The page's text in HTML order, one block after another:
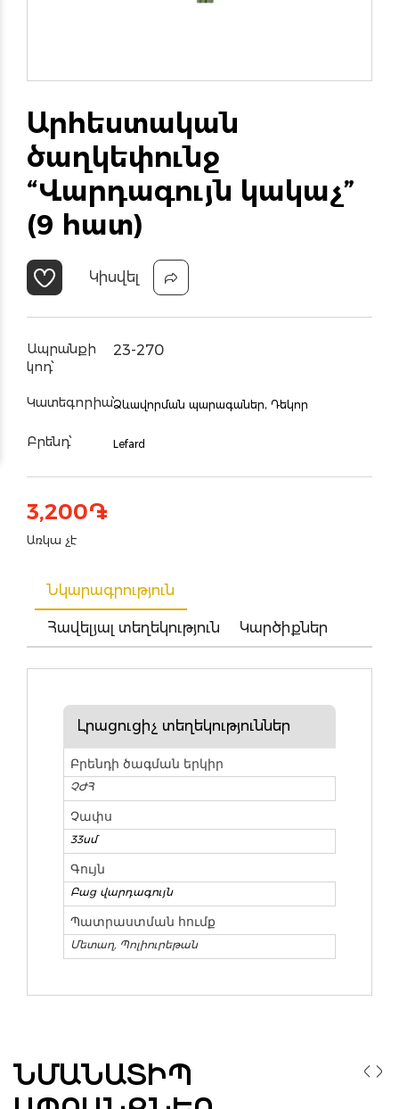
Արհեստական
ծաղկեփունջ
“Վարդագույն կակաչ”
(9 հատ)
Կիսվել
Ապրանքի
կոդ՝
23-270
Կատեգորիա՝Ձևավորման պարագաներ, Դեկոր
Բրենդ՝ Lefard
3,200֏
Առկա չէ
Նկարագրություն
Հավելյալ տեղեկություն Կարծիքներ
Լրացուցիչ տեղեկություններ
Բրենդի ծագման երկիր
ՉԺՀ
Չափս
33սմ
Գույն
Բաց վարդագույն
Պատրաստման հումք
Մետաղ, Պոլիուրեթան
ՆՄԱՆԱՏԻՊ